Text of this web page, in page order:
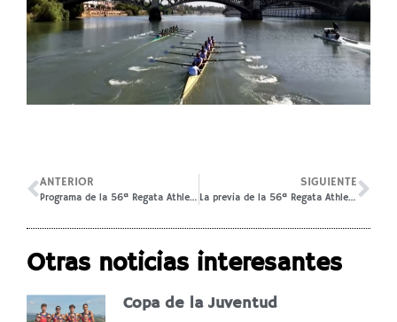
ANTERIOR
Programa de la 56ª Regata AthletePlus.org Sevilla-Betis
SIGUIENTE
La previa de la 56ª Regata AthletePlus.org Sevilla-Betis, en TVE
Otras noticias interesantes
Copa de la Juventud